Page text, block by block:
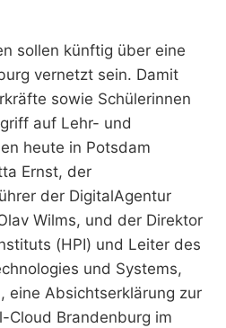
sollen künftig über eine
vernetzt sein. Damit
sowie Schülerinnen
auf Lehr- und
heute in Potsdam
Ernst, der
der DigitalAgentur
Wilms, und der Direktor
(HPI) und Leiter des
und Systems,
eine Absichtserklärung zur
Cloud Brandenburg im